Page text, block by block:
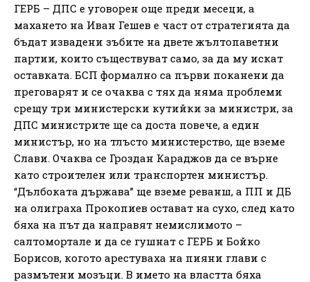
ГЕРБ – ДПС е уговорен още преди месеци, а
махането на Иван Гешев е част от стратегията да
бъдат извадени зъбите на двете жълтопаветни
партии, които съществуват само, за да му искат
оставката. БСП формално са първи поканени да
преговарят и се очаква с тях да няма проблеми
срещу три министерски кутийки за министри, за
ДПС министрите ще са доста повече, а един
министър, но на тлъсто министерство, ще вземе
Слави. Очаква се Гроздан Караджов да се върне
като строителен или транспортен министър.
“Дълбоката държава” ще вземе реванш, а ПП и ДБ
на олиграха Прокопиев остават на сухо, след като
бяха на път да направят немислимото –
салтомортале и да се гушнат с ГЕРБ и Бойко
Борисов, когото арестуваха на пияни глави с
размътени мозъци. В името на властта бяха